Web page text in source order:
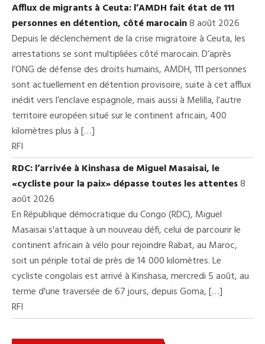
Afflux de migrants à Ceuta: l’AMDH fait état de 111
personnes en détention, côté marocain8 août 2026
Depuis le déclenchement de la crise migratoire à Ceuta, les
arrestations se sont multipliées côté marocain. D’après
l’ONG de défense des droits humains, AMDH, 111 personnes
sont actuellement en détention provisoire, suite à cet afflux
inédit vers l’enclave espagnole, mais aussi à Melilla, l’autre
territoire européen situé sur le continent africain, 400
kilomètres plus à […]
RFI
RDC: l’arrivée à Kinshasa de Miguel Masaisai, le
«cycliste pour la paix» dépasse toutes les attentes8
août 2026
En République démocratique du Congo (RDC), Miguel
Masaisai s'attaque à un nouveau défi, celui de parcourir le
continent africain à vélo pour rejoindre Rabat, au Maroc,
soit un périple total de près de 14 000 kilomètres. Le
cycliste congolais est arrivé à Kinshasa, mercredi 5 août, au
terme d'une traversée de 67 jours, depuis Goma, […]
RFI